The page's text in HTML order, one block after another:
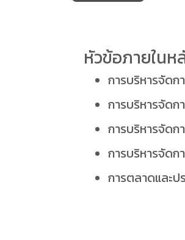
หัวข้อภายใน
การบริหารจัดก
การบริหารจัด
การบริหารจัดก
การบริหารจัดก
การตลาดและป